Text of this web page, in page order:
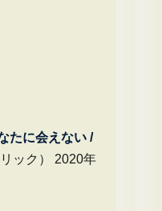
たに会えない /
ック） 2020年